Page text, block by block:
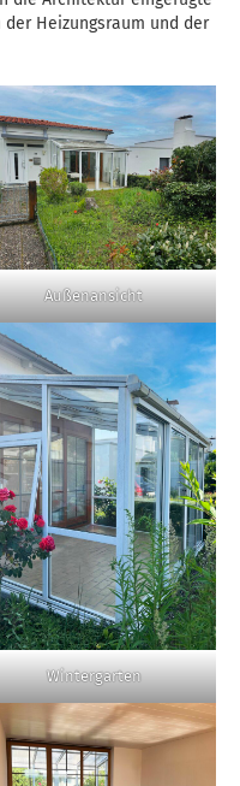
Heizungsraum und der
Außenansicht
Wintergarten